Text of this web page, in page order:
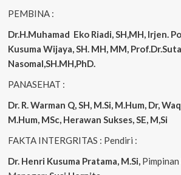
PEMBINA :
Dr.H.Muhamad Eko Riadi, SH,MH, Irjen.
Kusuma Wijaya, SH. MH, MM,
Nasomal,SH.MH,PhD.
PANASEHAT :
Dr. R. Warman Q, SH, M.Si, M.Hum, Dr,
M.Hum, MSc, Herawan Sukses, SE, M,Si
FAKTA INTERGRITAS : Pendiri :
Dr. Henri Kusuma Pratama, M.Si,